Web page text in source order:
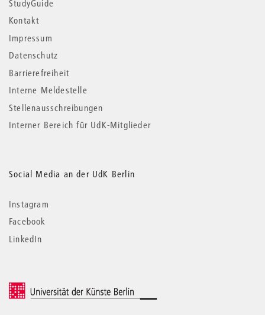
StudyGuide
Kontakt
Impressum
Datenschutz
Barrierefreiheit
Interne Meldestelle
Stellenausschreibungen
Interner Bereich für UdK-Mitglieder
Social Media an der UdK Berlin
Instagram
Facebook
LinkedIn
© 2026 Universität der Künste Berlin